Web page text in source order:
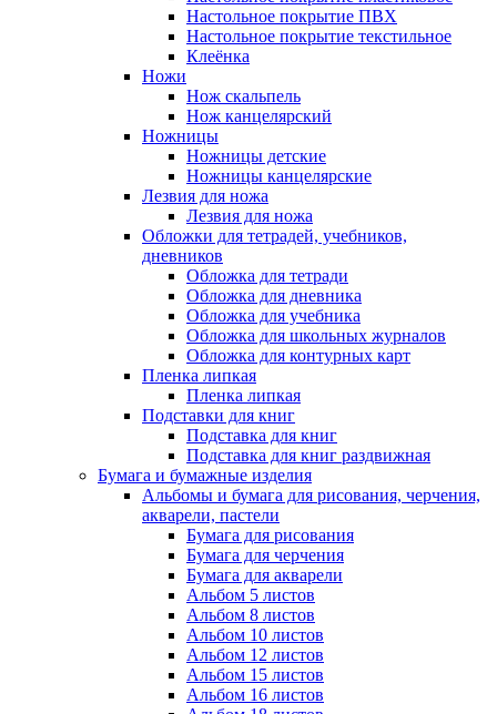
Настольное покрытие ПВХ
Настольное покрытие текстильное
Клеёнка
Ножи
Нож скальпель
Нож канцелярский
Ножницы
Ножницы детские
Ножницы канцелярские
Лезвия для ножа
Лезвия для ножа
Обложки для тетрадей, учебников,
дневников
Обложка для тетради
Обложка для дневника
Обложка для учебника
Обложка для школьных журналов
Обложка для контурных карт
Пленка липкая
Пленка липкая
Подставки для книг
Подставка для книг
Подставка для книг раздвижная
Бумага и бумажные изделия
Альбомы и бумага для рисования, черчения,
акварели, пастели
Бумага для рисования
Бумага для черчения
Бумага для акварели
Альбом 5 листов
Альбом 8 листов
Альбом 10 листов
Альбом 12 листов
Альбом 15 листов
Альбом 16 листов